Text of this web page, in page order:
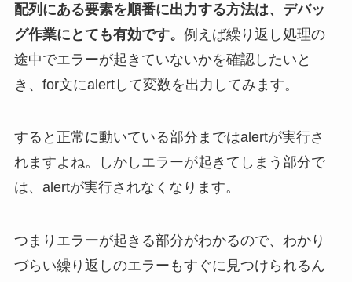
配列にある要素を順番に出力する方法は、デバッ
グ作業にとても有効です。 例えば繰り返し処理の
途中でエラーが起きていないかを確認したいと
き、for文にalertして変数を出力してみます。
すると正常に動いている部分まではalertが実行さ
れますよね。しかしエラーが起きてしまう部分で
は、alertが実行されなくなります。
つまりエラーが起きる部分がわかるので、わかり
づらい繰り返しのエラーもすぐに見つけられるん